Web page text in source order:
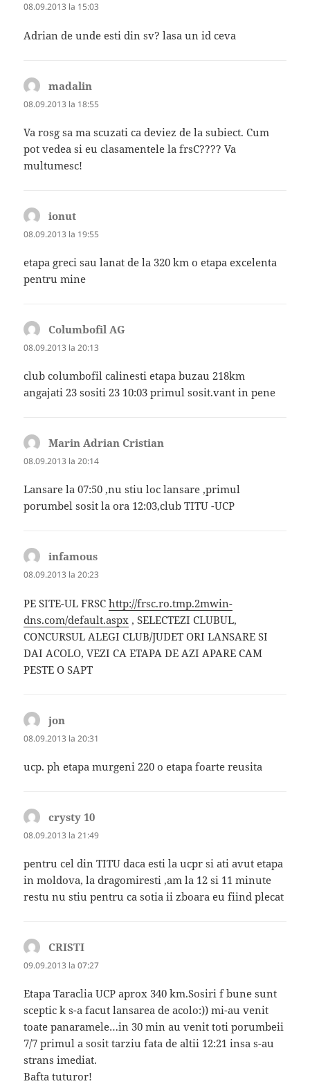
08.09.2013 la 15:03
Adrian de unde esti din sv? lasa un id ceva
madalin
08.09.2013 la 18:55
Va rosg sa ma scuzati ca deviez de la subiect. Cum
pot vedea si eu clasamentele la frsC???? Va
multumesc!
ionut
08.09.2013 la 19:55
etapa greci sau lanat de la 320 km o etapa excelenta
pentru mine
Columbofil AG
08.09.2013 la 20:13
club columbofil calinesti etapa buzau 218km
angajati 23 sositi 23 10:03 primul sosit.vant in pene
Marin Adrian Cristian
08.09.2013 la 20:14
Lansare la 07:50 ,nu stiu loc lansare ,primul
porumbel sosit la ora 12:03,club TITU -UCP
infamous
08.09.2013 la 20:23
PE SITE-UL FRSChttp://frsc.ro.tmp.2mwin-
dns.com/default.aspx , SELECTEZI CLUBUL,
CONCURSUL ALEGI CLUB/JUDET ORI LANSARE SI
DAI ACOLO, VEZI CA ETAPA DE AZI APARE CAM
PESTE O SAPT
jon
08.09.2013 la 20:31
ucp. ph etapa murgeni 220 o etapa foarte reusita
crysty 10
08.09.2013 la 21:49
pentru cel din TITU daca esti la ucpr si ati avut etapa
in moldova, la dragomiresti ,am la 12 si 11 minute
restu nu stiu pentru ca sotia ii zboara eu fiind plecat
CRISTI
09.09.2013 la 07:27
Etapa Taraclia UCP aprox 340 km.Sosiri f bune sunt
sceptic k s-a facut lansarea de acolo:)) mi-au venit
toate panaramele…in 30 min au venit toti porumbeii
7/7 primul a sosit tarziu fata de altii 12:21 insa s-au
strans imediat.
Bafta tuturor!